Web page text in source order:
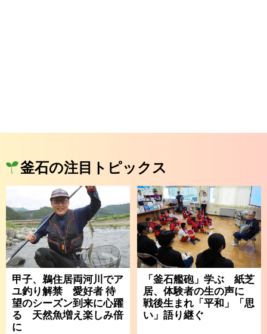
釜石の注目トピックス
甲子、鵜住居両河川でア
ユ釣り解禁 愛好者 待
望のシーズン到来に心躍
る 天然魚増え楽しみ倍
に
「釜石艦砲」学ぶ 紙芝
居、体験者の生の声に
戦後生まれ「平和」「思
い」語り継ぐ